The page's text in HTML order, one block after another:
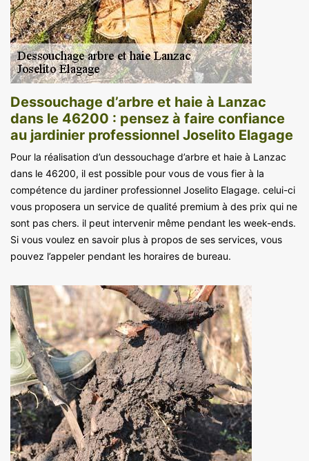
Dessouchage d’arbre et haie à Lanzac
dans le 46200 : pensez à faire confiance
au jardinier professionnel Joselito Elagage
Pour la réalisation d’un dessouchage d’arbre et haie à Lanzac
dans le 46200, il est possible pour vous de vous fier à la
compétence du jardiner professionnel Joselito Elagage. celui-ci
vous proposera un service de qualité premium à des prix qui ne
sont pas chers. il peut intervenir même pendant les week-ends.
Si vous voulez en savoir plus à propos de ses services, vous
pouvez l’appeler pendant les horaires de bureau.